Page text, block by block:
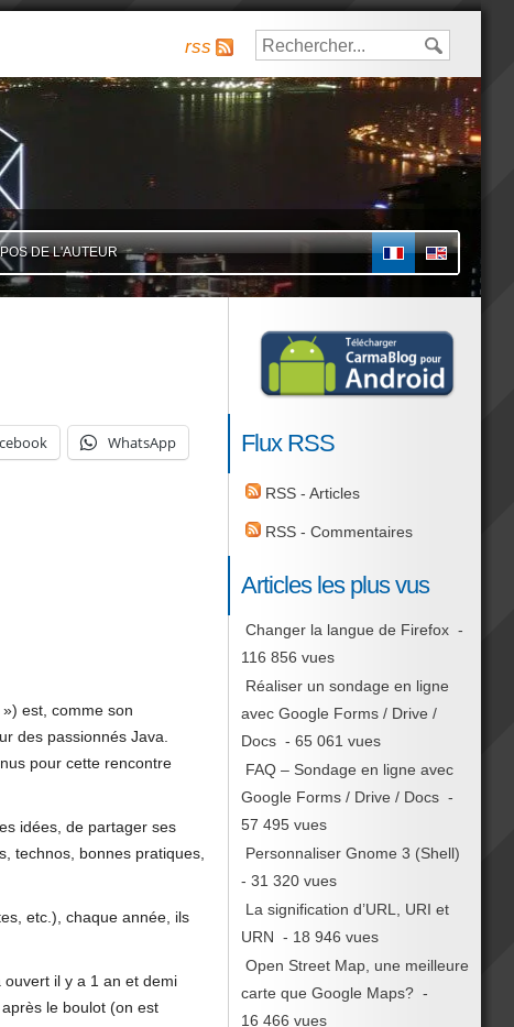
rss
DE L'AUTEUR
WhatsApp
est, comme son
des passionnés Java.
pour cette rencontre
idées, de partager ses
technos, bonnes pratiques,
etc.), chaque année, ils
ouvert il y a 1 an et demi
le boulot (on est
Flux RSS
RSS - Articles
RSS - Commentaires
Articles les plus vus
Changer la langue de Firefox -
116 856 vues
Réaliser un sondage en ligne
avec Google Forms / Drive /
Docs - 65 061 vues
FAQ – Sondage en ligne avec
Google Forms / Drive / Docs -
57 495 vues
Personnaliser Gnome 3 (Shell)
- 31 320 vues
La signification d’URL, URI et
URN - 18 946 vues
Open Street Map, une meilleure
carte que Google Maps? -
16 466 vues